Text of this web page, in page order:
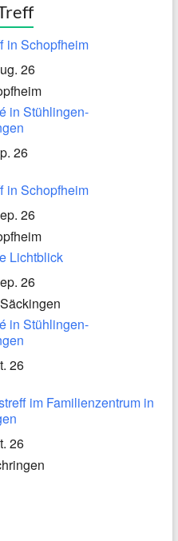
in Schopfheim
26
in Stühlingen-
26
in Schopfheim
26
Lichtblick
26
in Stühlingen-
26
im Familienzentrum in
26